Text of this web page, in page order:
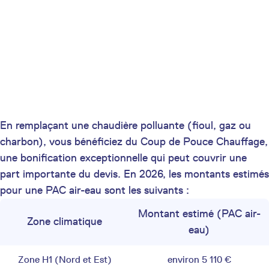
En remplaçant une chaudière polluante (fioul, gaz ou
charbon), vous bénéficiez du Coup de Pouce Chauffage,
une bonification exceptionnelle qui peut couvrir une
part importante du devis. En 2026, les montants estimés
pour une PAC air-eau sont les suivants :
Zone climatique
Montant estimé (PAC air-
eau)
Zone H1 (Nord et Est) environ 5 110 €